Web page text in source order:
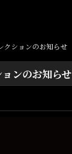
ションのお知らせ
ンのお知らせ